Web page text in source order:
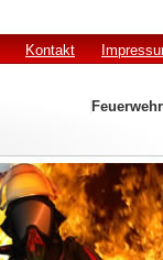
Kontakt